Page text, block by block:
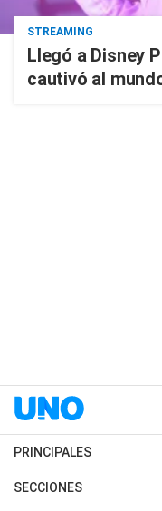
STREAMING
Llegó a Disney
cautivó al
PRINCIPALES
Últimas Noticias
SECCIONES